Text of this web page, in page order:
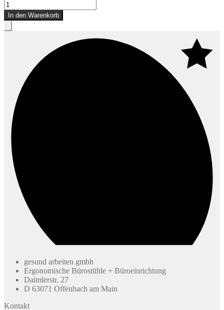
In den Warenkorb
gesund arbeiten gmbh
Ergonomische Bürostühle + Büroeinrichtung
Daimlerstr. 27
D 63071 Offenbach am Main
Kontakt